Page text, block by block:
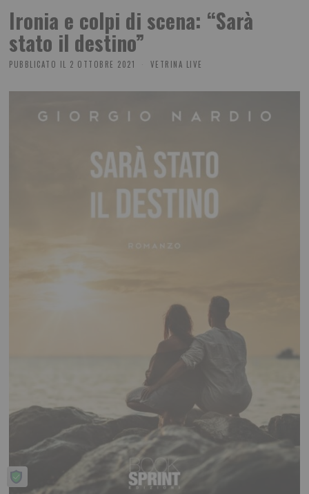
Ironia e colpi di scena: “Sarà
stato il destino”
PUBBLICATO IL 2 OTTOBRE 2021 VETRINA LIVE